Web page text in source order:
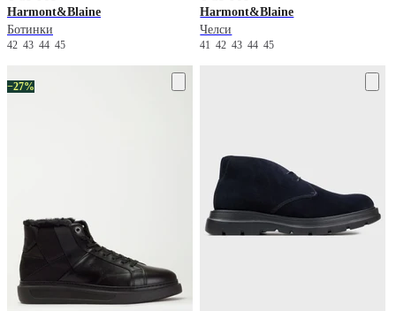
Harmont&Blaine
Ботинки
42 43 44 45
Harmont&Blaine
Челси
4142434445
−27%